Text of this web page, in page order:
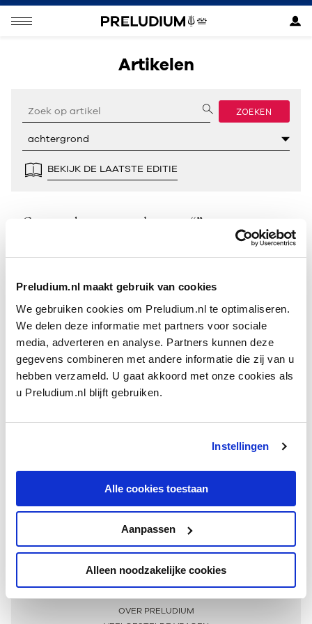
Preludium.nl maakt gebruik van cookies
We gebruiken cookies om Preludium.nl te optimaliseren.
We delen deze informatie met partners voor sociale
media, adverteren en analyse. Partners kunnen deze
gegevens combineren met andere informatie die zij van u
hebben verzameld. U gaat akkoord met onze cookies als
u Preludium.nl blijft gebruiken.
Instellingen
Alle cookies toestaan
Aanpassen
Alleen noodzakelijke cookies
Artikelen
ZOEKEN
BEKIJK DE LAATSTE EDITIE
Geen resultaten gevonden voor “”.
Meer informatie
OVER PRELUDIUM